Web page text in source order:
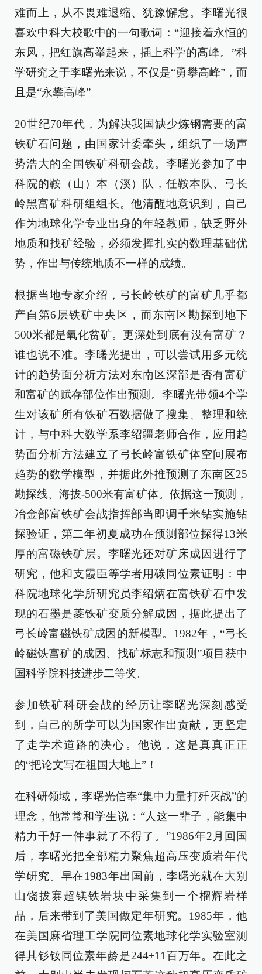
难而上，从不畏难退缩、犹豫懈怠。李曙光很
喜欢中科大校歌中的一句歌词：“迎接着永恒的
东风，把红旗高举起来，插上科学的高峰。”科
学研究之于李曙光来说，不仅是“勇攀高峰”，而
且是“永攀高峰”。
20世纪70年代，为解决我国缺少炼钢需要的富
铁矿石问题，由国家计委牵头，组织了一场声
势浩大的全国铁矿科研会战。李曙光参加了中
科院的鞍（山）本（溪）队，任鞍本队、弓长
岭黑富矿科研组组长。他清醒地意识到，自己
作为地球化学专业出身的年轻教师，缺乏野外
地质和找矿经验，必须发挥扎实的数理基础优
势，作出与传统地质不一样的成绩。
根据当地专家介绍，弓长岭铁矿的富矿几乎都
产自第6层铁矿中央区，而东南区勘探到地下
500米都是氧化贫矿。更深处到底有没有富矿？
谁也说不准。李曙光提出，可以尝试用多元统
计的趋势面分析方法对东南区深部是否有富矿
和富矿的赋存部位作出预测。李曙光带领4个学
生对该矿所有铁矿石数据做了搜集、整理和统
计，与中科大数学系李绍疆老师合作，应用趋
势面分析方法建立了弓长岭富铁矿体空间展布
趋势的数学模型，并据此外推预测了东南区25
勘探线、海拔-500米有富矿体。依据这一预测，
冶金部富铁矿会战指挥部当即调千米钻实施钻
探验证，第二年初夏成功在预测部位探得13米
厚的富磁铁矿层。李曙光还对矿床成因进行了
研究，他和支霞臣等学者用碳同位素证明：中
科院地球化学所研究员李绍炳在富铁矿石中发
现的石墨是菱铁矿变质分解成因，据此提出了
弓长岭富磁铁矿成因的新模型。1982年，“弓长
岭磁铁富矿的成因、找矿标志和预测”项目获中
国科学院科技进步二等奖。
参加铁矿科研会战的经历让李曙光深刻感受
到，自己的所学可以为国家作出贡献，更坚定
了走学术道路的决心。他说，这是真真正正
的“把论文写在祖国大地上”！
在科研领域，李曙光信奉“集中力量打歼灭战”的
理念，他常常和学生说：“人这一辈子，能集中
精力干好一件事就了不得了。”1986年2月回国
后，李曙光把全部精力聚焦超高压变质岩年代
学研究。早在1983年出国前，李曙光就在大别
山饶拔寨超镁铁岩块中采集到一个榴辉岩样
品，后来带到了美国做定年研究。1985年，他
在美国麻省理工学院同位素地球化学实验室测
得其钐钕同位素年龄是244±11百万年。在此之